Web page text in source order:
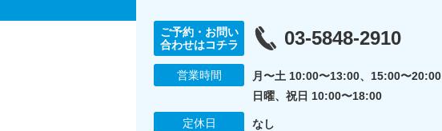
ご予約・お問い
合わせはコチラ
03-5848-2910
営業時間
月〜土 10:00〜13:00、15:00〜20:00
日曜、祝日 10:00〜18:00
定休日 なし